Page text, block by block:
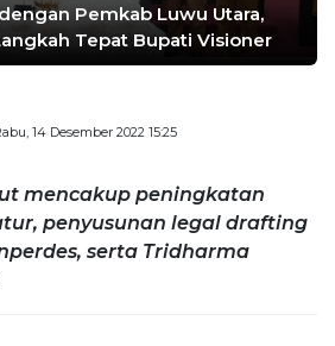
Pemkab Luwu Utara,
Tepat Bupati Visioner
14 Desember 2022 15:25
mencakup peningkatan
penyusunan legal drafting
serta Tridharma